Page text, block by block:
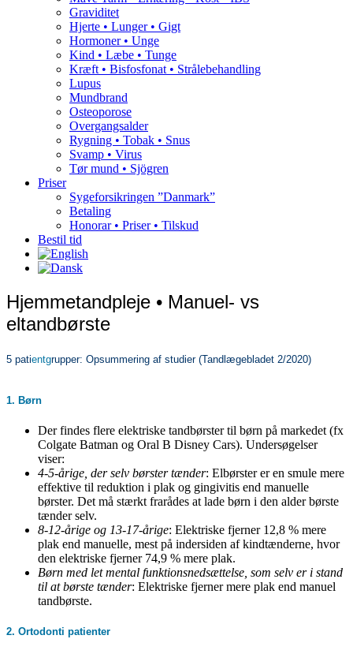
Graviditet
Hjerte • Lunger • Gigt
Hormoner • Unge
Kind • Læbe • Tunge
Kræft • Bisfosfonat • Strålebehandling
Lupus
Mundbrand
Osteoporose
Overgangsalder
Rygning • Tobak • Snus
Svamp • Virus
Tør mund • Sjögren
Priser
Sygeforsikringen ”Danmark”
Betaling
Honorar • Priser • Tilskud
Bestil tid
Hjemmetandpleje • Manuel- vs
eltandbørste
5 patientgrupper: Opsummering af studier (Tandlægebladet 2/2020)
1. Børn
Der findes flere elektriske tandbørster til børn på markedet (fx
Colgate Batman og Oral B Disney Cars). Undersøgelser
viser:
4-5-årige, der selv børster tænder: Elbørster er en smule mere
effektive til reduktion i plak og gingivitis end manuelle
børster. Det må stærkt frarådes at lade børn i den alder børste
tænder selv.
8-12-årige og 13-17-årige: Elektriske fjerner 12,8 % mere
plak end manuelle, mest på indersiden af kindtænderne, hvor
den elektriske fjerner 74,9 % mere plak.
Børn med let mental funktionsnedsættelse, som selv er i stand
til at børste tænder: Elektriske fjerner mere plak end manuel
tandbørste.
2. Ortodonti patienter